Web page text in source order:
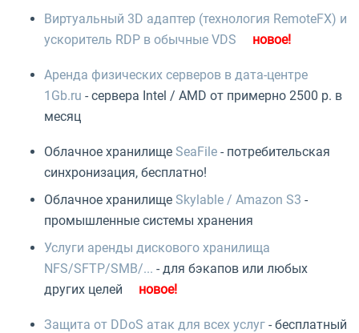
Виртуальный 3D адаптер (технология RemoteFX) и
ускоритель RDP в обычные VDS
Аренда физических серверов в дата-центре
1Gb.ru - сервера Intel / AMD от примерно 2500 р. в
месяц
Облачное хранилище SeaFile - потребительская
синхронизация, бесплатно!
Облачное хранилище Skylable / Amazon S3 -
промышленные системы хранения
Услуги аренды дискового хранилища
NFS/SFTP/SMB/... - для бэкапов или любых
других целей
Защита от DDoS атак для всех услуг - бесплатный